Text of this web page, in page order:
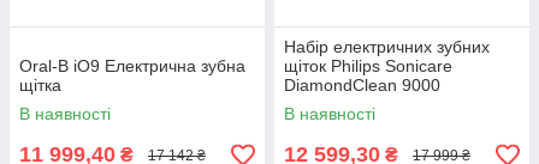
Oral-B iO9 Електрична зубна
щітка
В наявності
11 999,40 ₴ 17 142 ₴
Набір електричних зубних
щіток Philips Sonicare
DiamondClean 9000
HX9914/61
В наявності
12 599,30 ₴ 17 999 ₴